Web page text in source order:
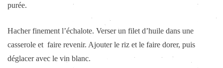
purée.
Hacher finement l’échalote. Verser un filet d’huile dans une
casserole et faire revenir. Ajouter le riz et le faire dorer, puis
déglacer avec le vin blanc.